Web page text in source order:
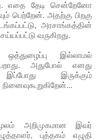
எதை தேடி சென்றேனோ
பெற்றேன். அதற்கு பிறகு
அரசாங்கத்தின்
வருகிறது.
இல்லாமல்
அதுபோல் எனது
இருக்கும்
அறிமுகமான இவர்
புத்தகம் எழுதி